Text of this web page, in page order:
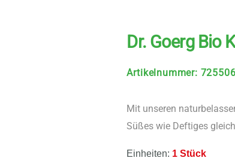
Dr. Goerg Bio
Artikelnummer:
Mit unseren
Süßes wie Deftiges
Einheiten: 1 Stück